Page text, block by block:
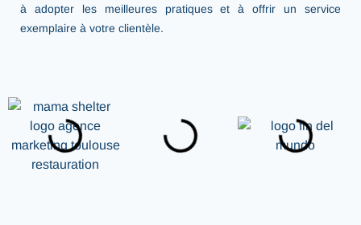
à adopter les meilleures pratiques et à offrir un service
exemplaire à votre clientèle.